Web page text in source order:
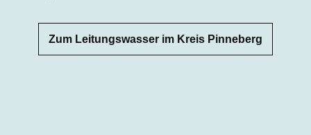
Zum Leitungswasser im Kreis Pinneberg